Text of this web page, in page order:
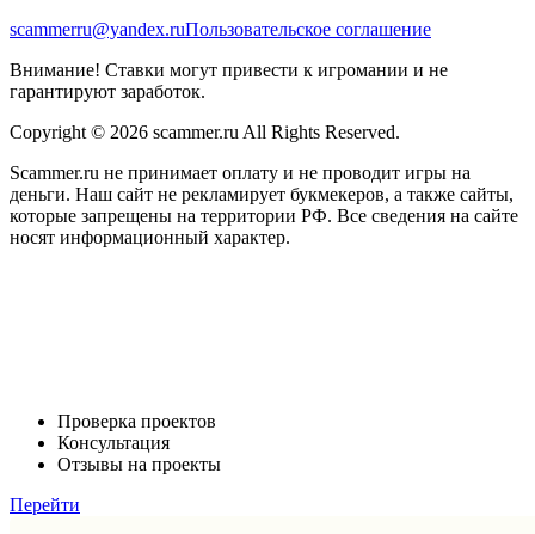
scammerru@yandex.ruПользовательское соглашение
Внимание! Ставки могут привести к игромании и не
гарантируют заработок.
Copyright © 2026 scammer.ru All Rights Reserved.
Scammer.ru не принимает оплату и не проводит игры на
деньги. Наш сайт не рекламирует букмекеров, а также сайты,
которые запрещены на территории РФ. Все сведения на сайте
носят информационный характер.
Проверка проектов
Консультация
Отзывы на проекты
Перейти